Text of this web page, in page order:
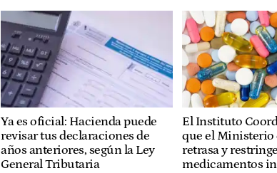
Ya es oficial: Hacienda puede
revisar tus declaraciones de
años anteriores, según la Ley
General Tributaria
El Instituto
que el Ministerio
retrasa y
medicamentos